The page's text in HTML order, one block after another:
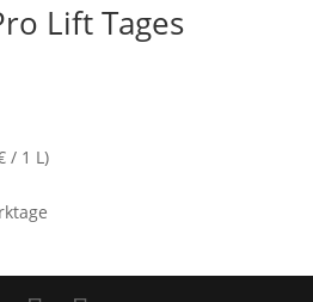
Lift Tages
/ 1 L)